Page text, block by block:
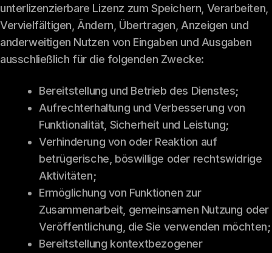
unterlizenzierbare Lizenz zum Speichern, Verarbeiten,
Vervielfältigen, Ändern, Übertragen, Anzeigen und
anderweitigen Nutzen von Eingaben und Ausgaben
ausschließlich für die folgenden Zwecke:
Bereitstellung und Betrieb des Dienstes;
Aufrechterhaltung und Verbesserung von
Funktionalität, Sicherheit und Leistung;
Verhinderung von oder Reaktion auf
betrügerische, böswillige oder rechtswidrige
Aktivitäten;
Ermöglichung von Funktionen zur
Zusammenarbeit, gemeinsamen Nutzung oder
Veröffentlichung, die Sie verwenden möchten;
Bereitstellung kontextbezogener